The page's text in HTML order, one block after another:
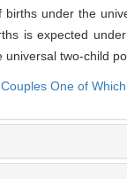
under the
is expected
two-child
Couples One of